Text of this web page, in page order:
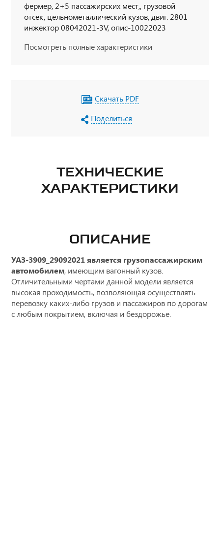
фермер, 2+5 пассажирских мест,, грузовой
отсек, цельнометаллический кузов, двиг. 2801
инжектор 08042021-3V, опис-10022023
Посмотреть полные характеристики
Скачать PDF
Поделиться
ТЕХНИЧЕСКИЕ
ХАРАКТЕРИСТИКИ
ОПИСАНИЕ
УАЗ-3909_29092021 является грузопассажирским
автомобилем, имеющим вагонный кузов.
Отличительными чертами данной модели является
высокая проходимость, позволяющая осуществлять
перевозку каких-либо грузов и пассажиров по дорогам
с любым покрытием, включая и бездорожье.